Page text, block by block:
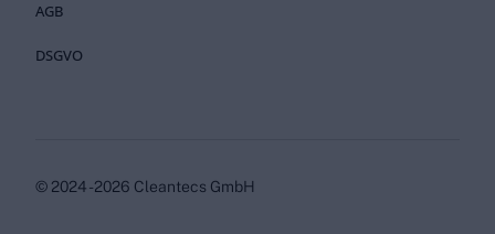
AGB
DSGVO
© 2024 - 2026 Cleantecs GmbH